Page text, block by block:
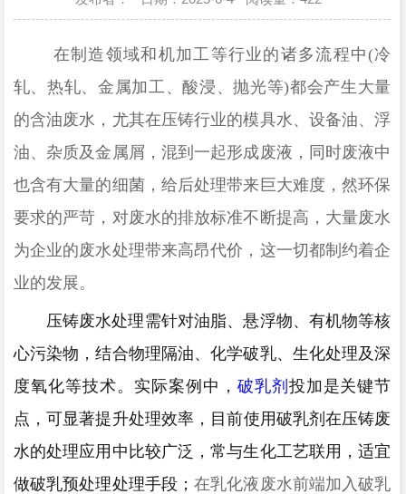
在制造领域和机加工等行业的诸多流程中(冷
轧、热轧、金属加工、酸浸、抛光等)都会产生大量
的含油废水，尤其在压铸行业的模具水、设备油、浮
油、杂质及金属屑，混到一起形成废液，同时废液中
也含有大量的细菌，给后处理带来巨大难度，然环保
要求的严苛，对废水的排放标准不断提高，大量废水
为企业的废水处理带来高昂代价，这一切都制约着企
业的发展。
压铸废水处理需针对油脂、悬浮物、有机物等核
心污染物，结合物理隔油、化学破乳、生化处理及深
度氧化等技术。实际案例中， 破乳剂 投加是关键节
点，可显著提升处理效率 ， 目前使用破乳剂在压铸废
水的处理应用中比较广泛，常与生化工艺联用，适宜
做破乳预处理处理手段；在乳化液废水前端加入破乳